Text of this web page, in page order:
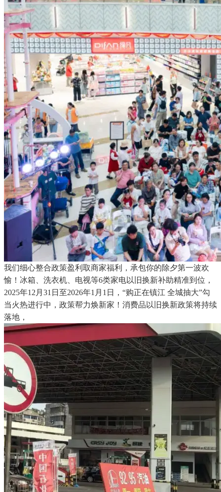
我们细心整合政策盈利取商家福利，承包你的除夕第一波欢
愉！冰箱、洗衣机、电视等6类家电以旧换新补助精准到位，
2025年12月31日至2026年1月1日，“购正在镇江 全城抽大”勾
当火热进行中，政策帮力焕新家！消费品以旧换新政策将持续
落地，